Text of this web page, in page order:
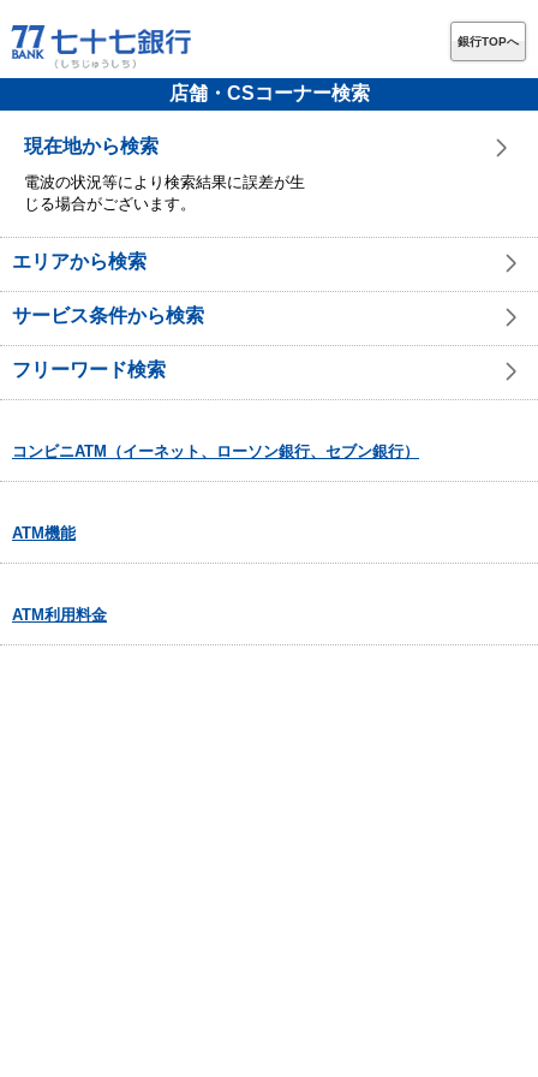
銀行TOPへ
店舗・CSコーナー検索
現在地から検索
電波の状況等により検索結果に誤差が生
じる場合がございます。
エリアから検索
サービス条件から検索
フリーワード検索
コンビニATM（イーネット、ローソン銀行、セブン銀行）
ATM機能
ATM利用料金